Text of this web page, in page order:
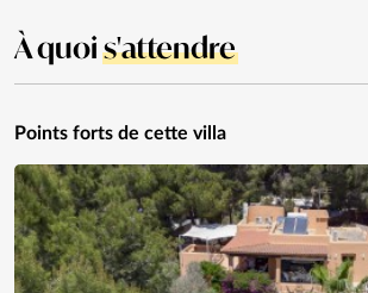
À quois'attendre
Points forts de cette villa